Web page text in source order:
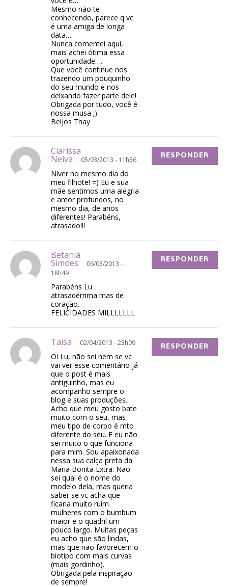
Mesmo não te
conhecendo, parece q vc
é uma amiga de longa
data…
Nunca comentei aqui,
mais achei ótima essa
oportunidade….
Que você continue nos
trazendo um pouquinho
do seu mundo e nos
deixando fazer parte dele!
Obrigada por tudo, você é
nossa musa ;)
Beijos Thay
Clarissa
Neiva 05/03/2013 - 11h36
Niver no mesmo dia do
meu filhote! =) Eu e sua
mãe sentimos uma alegria
e amor profundos, no
mesmo dia, de anos
diferentes! Parabéns,
atrasado!!!
RESPONDER
Betania
Simoes
06/03/2013 -
18h49
Parabéns Lu
atrasadérrima mas de
coração.
FELICIDADES MILLLLLLL
RESPONDER
Taisa 02/04/2013 - 23h09
Oi Lu, não sei nem se vc
vai ver esse comentário já
que o post é mais
antiguinho, mas eu
acompanho sempre o
blog e suas produções.
Acho que meu gosto bate
muito com o seu, mas
meu tipo de corpo é mto
diferente do seu. E eu não
sei muito o que funciona
para mim. Sou apaixonada
nessa sua calça preta da
Maria Bonita Extra. Não
sei qual é o nome do
modelo dela, mas queria
saber se vc acha que
ficaria muito ruim
mulheres com o bumbum
maior e o quadril um
pouco largo. Muitas peças
eu acho que são lindas,
mas que não favorecem o
biotipo com mais curvas
(mais gordinho).
Obrigada pela inspiração
de sempre!
RESPONDER